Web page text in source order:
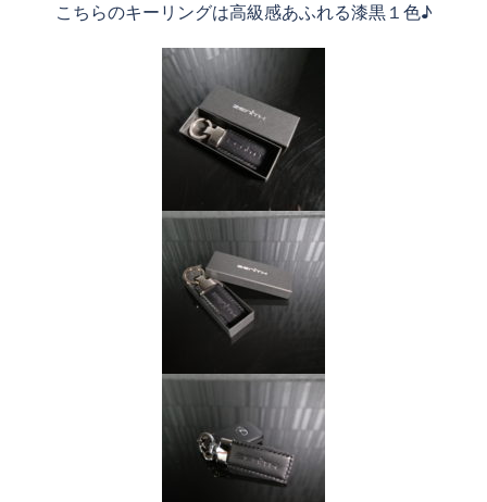
こちらのキーリングは高級感あふれる漆黒１色♪